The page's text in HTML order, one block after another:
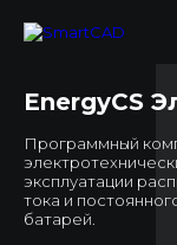
EnergyCS
Программный
эксплуатации
тока и
батарей.